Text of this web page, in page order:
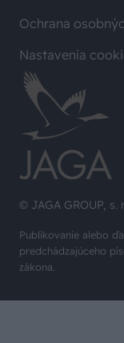
© JAGA GROUP, s.
Publikovanie alebo
predchádzajúceho
zákona.
Ochrana
Nastavenia